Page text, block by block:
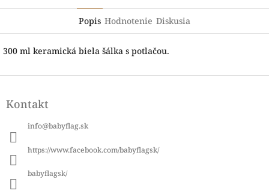
Popis Hodnotenie Diskusia
300 ml keramická biela šálka s potlačou.
pKontakt
info@babyflag.sk
https://www.facebook.com/babyflagsk/
babyflagsk/